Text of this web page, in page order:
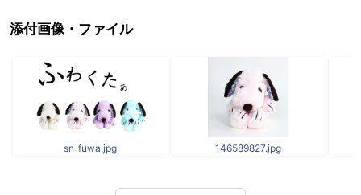
添付画像・ファイル
sn_fuwa.jpg 146589827.jpg